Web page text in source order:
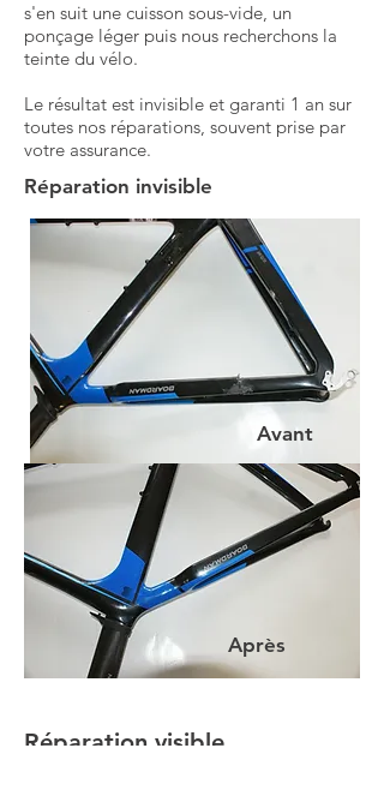
s'en suit une cuisson sous-vide, un
ponçage léger puis nous recherchons la
teinte du vélo.
Le résultat est invisible et garanti 1 an sur
toutes nos réparations, souvent prise par
votre assurance.
Réparation invisible
Avant
Après
Réparation visible